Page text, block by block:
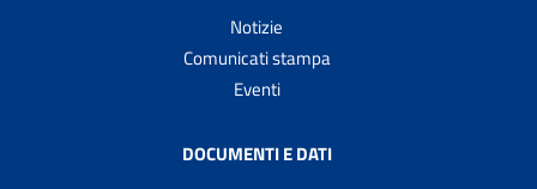
Notizie
Comunicati stampa
Eventi
DOCUMENTI E DATI